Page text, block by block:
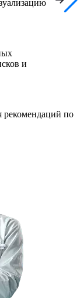
и
рекомендаций по